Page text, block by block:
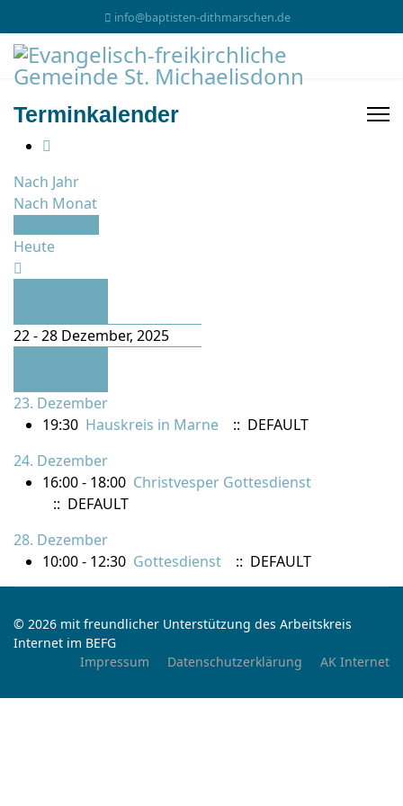
info@baptisten-dithmarschen.de
Terminkalender
Nach Jahr
Nach Monat
Heute
22 - 28 Dezember, 2025
23. Dezember
19:30 Hauskreis in Marne
:: DEFAULT
24. Dezember
16:00 - 18:00 Christvesper Gottesdienst
:: DEFAULT
28. Dezember
10:00 - 12:30 Gottesdienst :: DEFAULT
© 2026 mit freundlicher Unterstützung des Arbeitskreis
Internet im BEFG
Impressum
Datenschutzerklärung AK Internet